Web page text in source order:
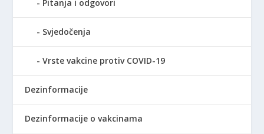
Pitanja i odgovori
Svjedočenja
Vrste vakcine protiv COVID-19
Dezinformacije
Dezinformacije o vakcinama